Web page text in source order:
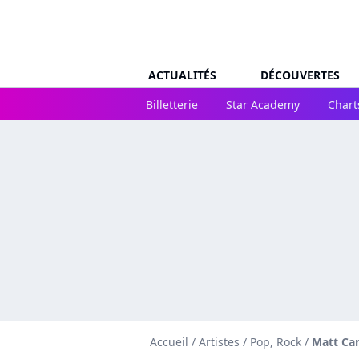
ACTUALITÉS
DÉCOUVERTES
Billetterie
Star Academy
Accueil / Artistes / Pop, Rock / Matt